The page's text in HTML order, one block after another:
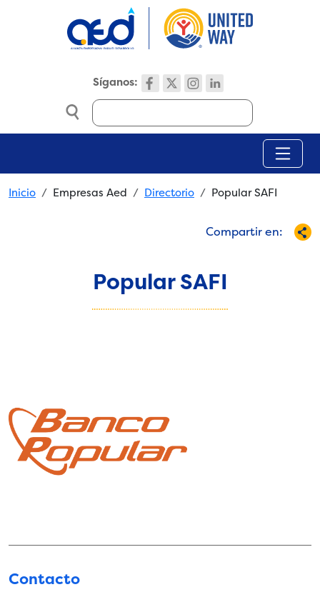
Síganos:
Search
Breadcrumb
Inicio Empresas Aed Directorio Popular SAFI
Compartir en:
Popular SAFI
Contacto